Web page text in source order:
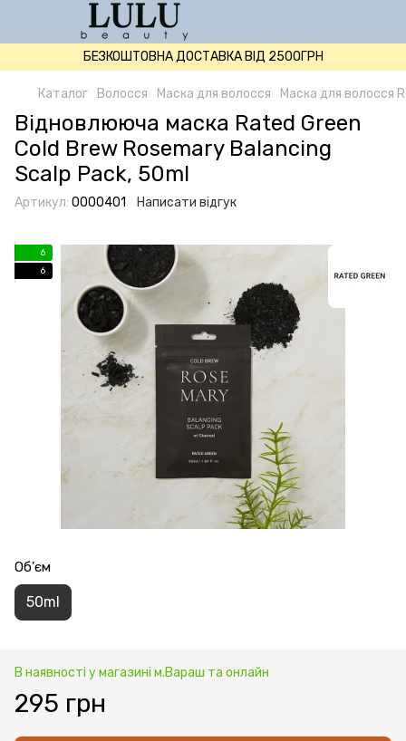
БЕЗКОШТОВНА ДОСТАВКА ВІД 2500ГРН
Каталог Волосся Маска для волосся Маска для волосся
Відновлююча маска Rated Green
Cold Brew Rosemary Balancing
Scalp Pack, 50ml
Артикул: 0000401 Написати відгук
6
6
Об'єм
50ml
В наявності у магазині м.Вараш та онлайн
295 грн